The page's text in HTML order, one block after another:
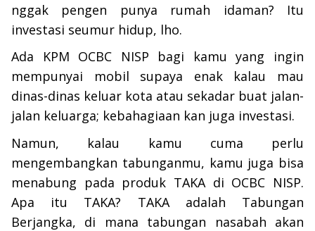
nggak pengen punya rumah idaman? Itu
investasi seumur hidup, lho.
Ada KPM OCBC NISP bagi kamu yang ingin
mempunyai mobil supaya enak kalau mau
dinas-dinas keluar kota atau sekadar buat jalan-
jalan keluarga; kebahagiaan kan juga investasi.
Namun, kalau kamu cuma perlu
mengembangkan tabunganmu, kamu juga bisa
menabung pada produk TAKA di OCBC NISP.
Apa itu TAKA? TAKA adalah Tabungan
Berjangka, di mana tabungan nasabah akan